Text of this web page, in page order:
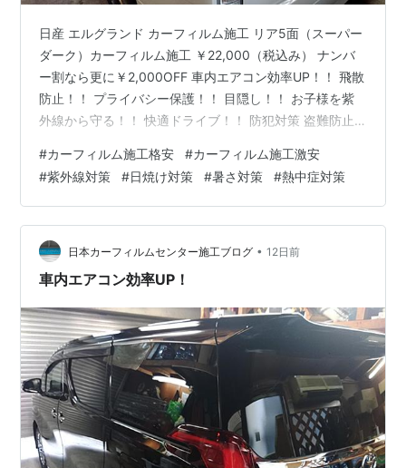
日産 エルグランド カーフィルム施工 リア5面（スーパー
ダーク）カーフィルム施工 ￥22,000（税込み） ナンバ
ー割なら更に￥2,000OFF 車内エアコン効率UP！！ 飛散
防止！！ プライバシー保護！！ 目隠し！！ お子様を紫
外線から守る！！ 快適ドライブ！！ 防犯対策 盗難防止
対策 酷暑対策 熱中症対策 燃費向上 断熱 商用車 軽自動車
軽貨物 配送車 洗車 メンテナンス ガラスコーティング ド
レスアップ 軽貨物の目隠し・防犯対策 軽自動車 リア5面
カーフィルム施工 激安 ￥15,000(税込) ＊ドア三角ある
場合+￥2,00…
#カーフィルム施工格安 #カーフィルム施工激安
#紫外線対策 #日焼け対策 #暑さ対策 #熱中症対策
日本カーフィルムセンター施工ブログ • 12日前
車内エアコン効率UP！